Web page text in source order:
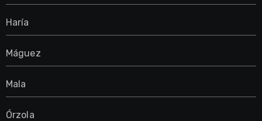
Haría
Máguez
Mala
Órzola